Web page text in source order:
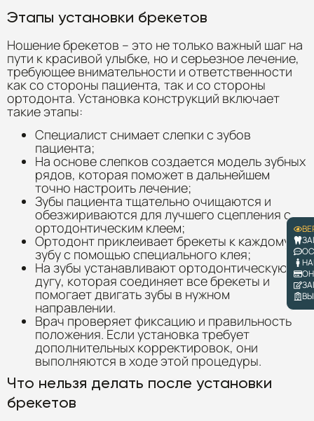
Этапы установки брекетов
Ношение брекетов – это не только важный шаг на
пути к красивой улыбке, но и серьезное лечение,
требующее внимательности и ответственности
как со стороны пациента, так и со стороны
ортодонта. Установка конструкций включает
такие этапы:
Специалист снимает слепки с зубов
пациента;
На основе слепков создается модель зубных
рядов, которая поможет в дальнейшем
точно настроить лечение;
Зубы пациента тщательно очищаются и
обезжириваются для лучшего сцепления с
ортодонтическим клеем;
Ортодонт приклеивает брекеты к каждому
зубу с помощью специального клея;
На зубы устанавливают ортодонтическую
дугу, которая соединяет все брекеты и
помогает двигать зубы в нужном
направлении.
Врач проверяет фиксацию и правильность
положения. Если установка требует
дополнительных корректировок, они
выполняются в ходе этой процедуры.
Что нельзя делать после установки
брекетов